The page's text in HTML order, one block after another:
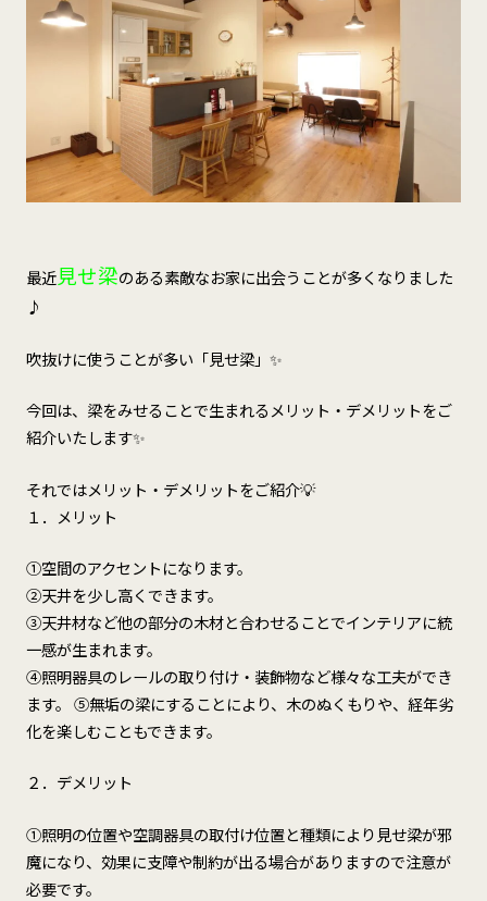
最近見せ梁のある素敵なお家に出会うことが多くなりました
♪
吹抜けに使うことが多い「見せ梁」✨
今回は、梁をみせることで生まれるメリット・デメリットをご
紹介いたします✨
それではメリット・デメリットをご紹介💡
１．メリット
①空間のアクセントになります。
②天井を少し高くできます。
③天井材など他の部分の木材と合わせることでインテリアに統
一感が生まれます。
④照明器具のレールの取り付け・装飾物など様々な工夫ができ
ます。 ⑤無垢の梁にすることにより、木のぬくもりや、経年劣
化を楽しむこともできます。
２．デメリット
①照明の位置や空調器具の取付け位置と種類により見せ梁が邪
魔になり、効果に支障や制約が出る場合がありますので注意が
必要です。